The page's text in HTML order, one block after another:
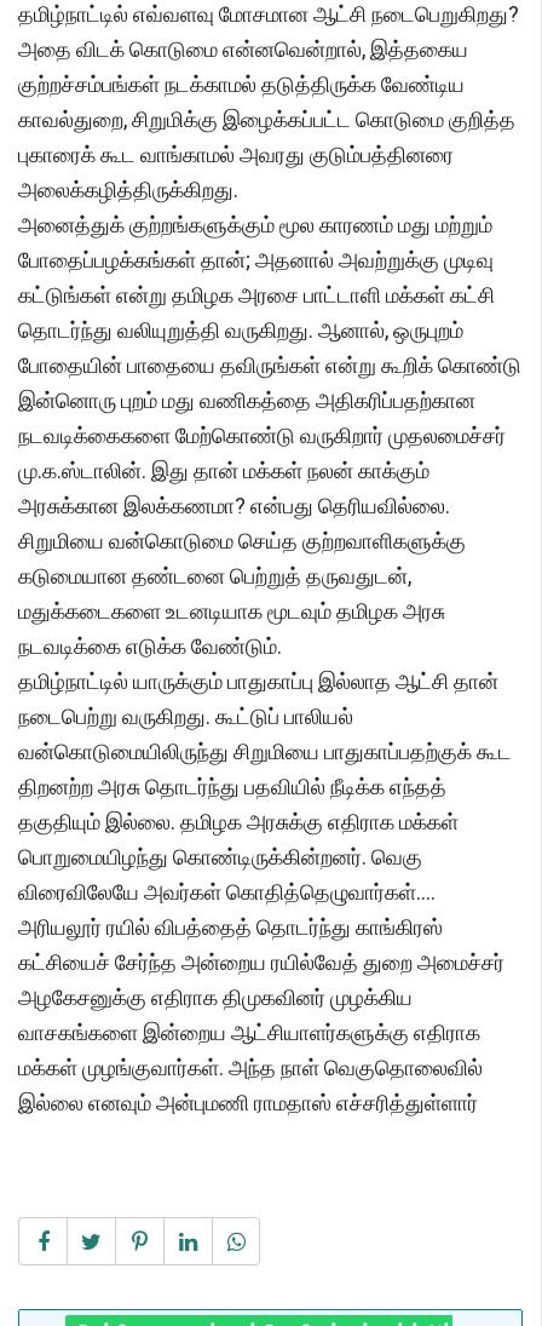
தமிழ்நாட்டில் எவ்வளவு மோசமான ஆட்சி நடைபெறுகிறது?
அதை விடக் கொடுமை என்னவென்றால், இத்தகைய
குற்றச்சம்பங்கள் நடக்காமல் தடுத்திருக்க வேண்டிய
காவல்துறை, சிறுமிக்கு இழைக்கப்பட்ட கொடுமை குறித்த
புகாரைக் கூட வாங்காமல் அவரது குடும்பத்தினரை
அலைக்கழித்திருக்கிறது.
அனைத்துக் குற்றங்களுக்கும் மூல காரணம் மது மற்றும்
போதைப்பழக்கங்கள் தான்; அதனால் அவற்றுக்கு முடிவு
கட்டுங்கள் என்று தமிழக அரசை பாட்டாளி மக்கள் கட்சி
தொடர்ந்து வலியுறுத்தி வருகிறது. ஆனால், ஒருபுறம்
போதையின் பாதையை தவிருங்கள் என்று கூறிக் கொண்டு
இன்னொரு புறம் மது வணிகத்தை அதிகரிப்பதற்கான
நடவடிக்கைகளை மேற்கொண்டு வருகிறார் முதலமைச்சர்
மு.க.ஸ்டாலின். இது தான் மக்கள் நலன் காக்கும்
அரசுக்கான இலக்கணமா? என்பது தெரியவில்லை.
சிறுமியை வன்கொடுமை செய்த குற்றவாளிகளுக்கு
கடுமையான தண்டனை பெற்றுத் தருவதுடன்,
மதுக்கடைகளை உடனடியாக மூடவும் தமிழக அரசு
நடவடிக்கை எடுக்க வேண்டும்.
தமிழ்நாட்டில் யாருக்கும் பாதுகாப்பு இல்லாத ஆட்சி தான்
நடைபெற்று வருகிறது. கூட்டுப் பாலியல்
வன்கொடுமையிலிருந்து சிறுமியை பாதுகாப்பதற்குக் கூட
திறனற்ற அரசு தொடர்ந்து பதவியில் நீடிக்க எந்தத்
தகுதியும் இல்லை. தமிழக அரசுக்கு எதிராக மக்கள்
பொறுமையிழந்து கொண்டிருக்கின்றனர். வெகு
விரைவிலேயே அவர்கள் கொதித்தெழுவார்கள்....
அரியலூர் ரயில் விபத்தைத் தொடர்ந்து காங்கிரஸ்
கட்சியைச் சேர்ந்த அன்றைய ரயில்வேத் துறை அமைச்சர்
அழகேசனுக்கு எதிராக திமுகவினர் முழக்கிய
வாசகங்களை இன்றைய ஆட்சியாளர்களுக்கு எதிராக
மக்கள் முழங்குவார்கள். அந்த நாள் வெகுதொலைவில்
இல்லை எனவும் அன்புமணி ராமதாஸ் எச்சரித்துள்ளார்